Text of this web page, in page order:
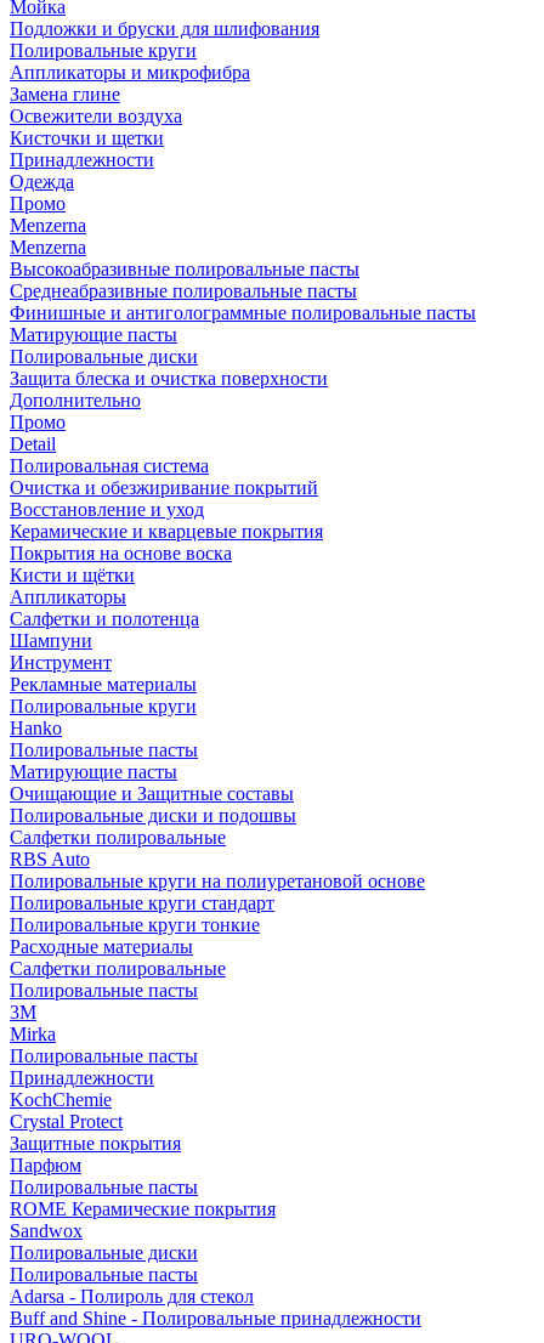
Мойка
Подложки и бруски для шлифования
Полировальные круги
Аппликаторы и микрофибра
Замена глине
Освежители воздуха
Кисточки и щетки
Принадлежности
Одежда
Промо
Menzerna
Menzerna
Высокоабразивные полировальные пасты
Среднеабразивные полировальные пасты
Финишные и антиголограммные полировальные пасты
Матирующие пасты
Полировальные диски
Защита блеска и очистка поверхности
Дополнительно
Промо
Detail
Полировальная система
Очистка и обезжиривание покрытий
Восстановление и уход
Керамические и кварцевые покрытия
Покрытия на основе воска
Кисти и щётки
Аппликаторы
Салфетки и полотенца
Шампуни
Инструмент
Рекламные материалы
Полировальные круги
Hanko
Полировальные пасты
Матирующие пасты
Очищающие и Защитные составы
Полировальные диски и подошвы
Салфетки полировальные
RBS Auto
Полировальные круги на полиуретановой основе
Полировальные круги стандарт
Полировальные круги тонкие
Расходные материалы
Салфетки полировальные
Полировальные пасты
3М
Mirka
Полировальные пасты
Принадлежности
KochChemie
Crystal Protect
Защитные покрытия
Парфюм
Полировальные пасты
ROME Керамические покрытия
Sandwox
Полировальные диски
Полировальные пасты
Adarsa - Полироль для стекол
Buff and Shine - Полировальные принадлежности